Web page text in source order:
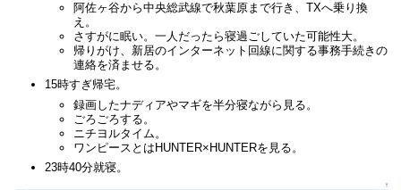
阿佐ヶ谷から中央総武線で秋葉原まで行き、TXへ乗り換
え。
さすがに眠い。一人だったら寝過ごしていた可能性大。
帰りがけ、新居のインターネット回線に関する事務手続きの
連絡を済ませる。
15時すぎ帰宅。
録画したナディアやマギを半分寝ながら見る。
ごろごろする。
ニチヨルタイム。
ワンピースとはHUNTER×HUNTERを見る。
23時40分就寝。
↑